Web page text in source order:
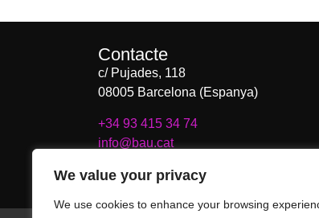
We value your privacy
We use cookies to enhance your browsing
Contacte
c/ Pujades, 118
08005 Barcelona (Espanya)
+34 93 415 34 74
info@bau.cat
Contacta amb BAU